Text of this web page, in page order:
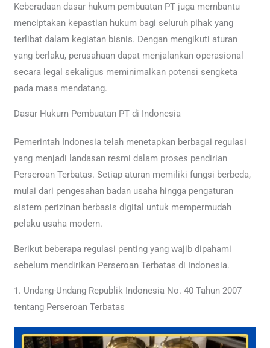
Keberadaan dasar hukum pembuatan PT juga membantu
menciptakan kepastian hukum bagi seluruh pihak yang
terlibat dalam kegiatan bisnis. Dengan mengikuti aturan
yang berlaku, perusahaan dapat menjalankan operasional
secara legal sekaligus meminimalkan potensi sengketa
pada masa mendatang.
Dasar Hukum Pembuatan PT di Indonesia
Pemerintah Indonesia telah menetapkan berbagai regulasi
yang menjadi landasan resmi dalam proses pendirian
Perseroan Terbatas. Setiap aturan memiliki fungsi berbeda,
mulai dari pengesahan badan usaha hingga pengaturan
sistem perizinan berbasis digital untuk mempermudah
pelaku usaha modern.
Berikut beberapa regulasi penting yang wajib dipahami
sebelum mendirikan Perseroan Terbatas di Indonesia.
1. Undang-Undang Republik Indonesia No. 40 Tahun 2007
tentang Perseroan Terbatas